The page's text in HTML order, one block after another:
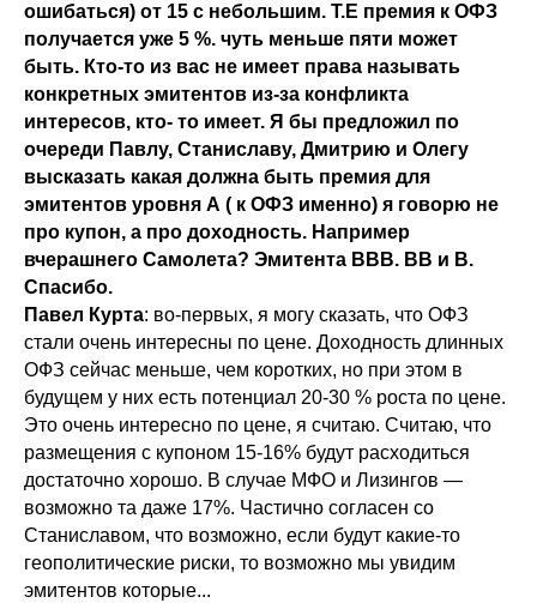
ошибаться) от 15 с небольшим. Т.Е премия к ОФЗ
получается уже 5 %. чуть меньше пяти может
быть. Кто-то из вас не имеет права называть
конкретных эмитентов из-за конфликта
интересов, кто- то имеет. Я бы предложил по
очереди Павлу, Станиславу, Дмитрию и Олегу
высказать какая должна быть премия для
эмитентов уровня А ( к ОФЗ именно) я говорю не
про купон, а про доходность. Например
вчерашнего Самолета? Эмитента ВВВ. ВВ и В.
Спасибо.
Павел Курта: во-первых, я могу сказать, что ОФЗ
стали очень интересны по цене. Доходность длинных
ОФЗ сейчас меньше, чем коротких, но при этом в
будущем у них есть потенциал 20-30 % роста по цене.
Это очень интересно по цене, я считаю. Считаю, что
размещения с купоном 15-16% будут расходиться
достаточно хорошо. В случае МФО и Лизингов —
возможно та даже 17%. Частично согласен со
Станиславом, что возможно, если будут какие-то
геополитические риски, то возможно мы увидим
эмитентов которые...